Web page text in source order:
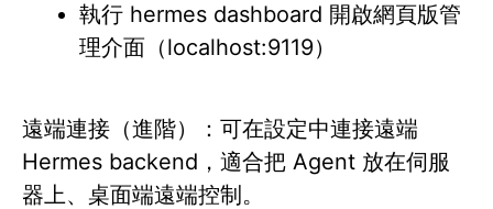
執行 hermes dashboard 開啟網頁版管
理介面（localhost:9119）
遠端連接（進階）：可在設定中連接遠端
Hermes backend，適合把 Agent 放在伺服
器上、桌面端遠端控制。